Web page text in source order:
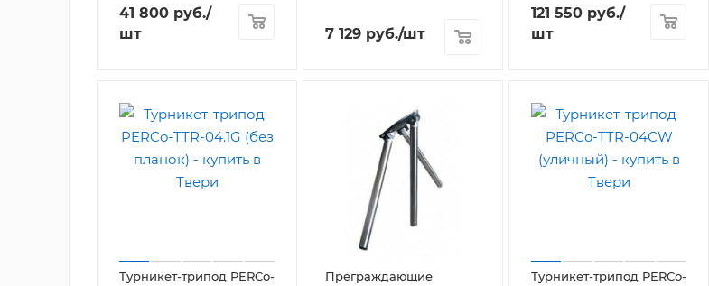
41 800 руб./
шт
7 129 руб./шт
121 550 руб./
шт
Турникет-трипод PERCo-
Преграждающие
Турникет-трипод PERCo-